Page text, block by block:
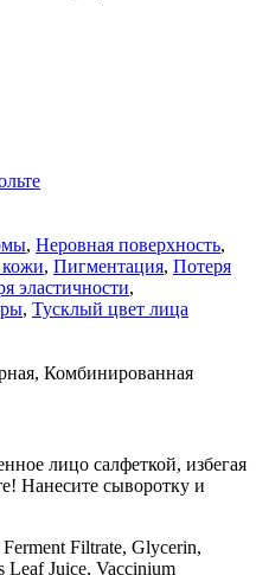
, Неровная поверхность,
, Пигментация, Потеря
эластичности,
, Тусклый цвет лица
Комбинированная
лицо салфеткой, избегая
Нанесите сыворотку и
Filtrate, Glycerin,
Leaf Juice, Vaccinium